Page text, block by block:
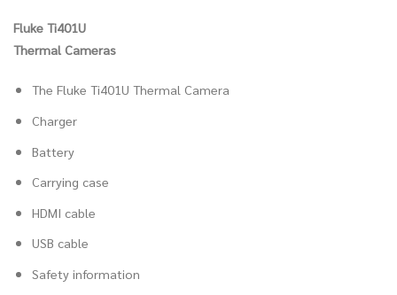
Fluke Ti401U
Thermal Cameras
The Fluke Ti401U Thermal Camera
Charger
Battery
Carrying case
HDMI cable
USB cable
Safety information